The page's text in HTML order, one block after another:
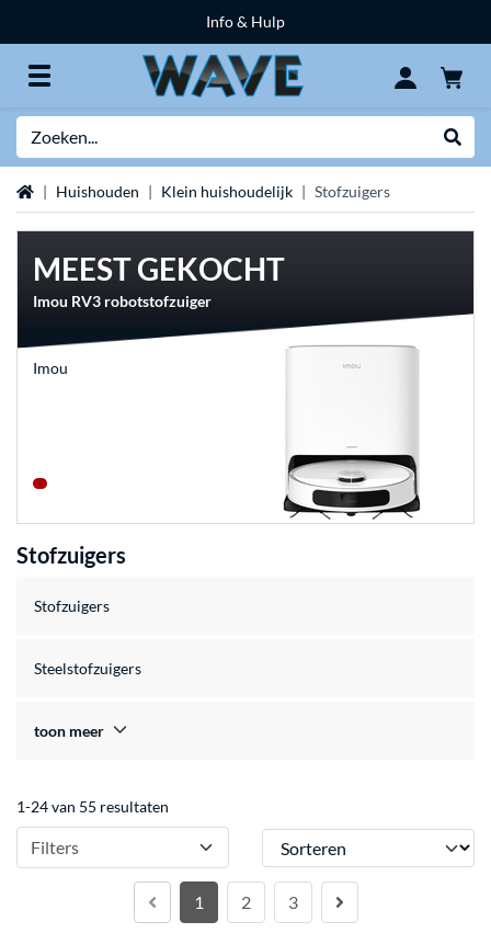
Info & Hulp
Home Huishouden Klein huishoudelijk Stofzuigers
MEEST GEKOCHT
Imou RV3 robotstofzuiger
Imou
Stofzuigers
Stofzuigers
Steelstofzuigers
toon meer
1-24 van 55 resultaten
Filters Sorteren
1 2 3